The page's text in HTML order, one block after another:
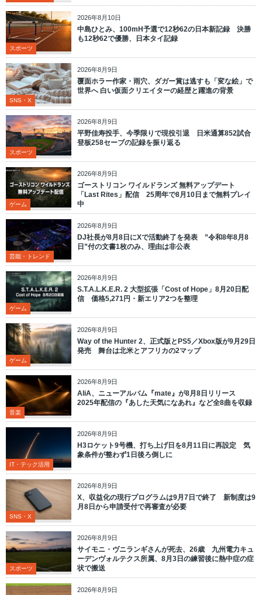
2026年8月10日
スポーツ
中島ひとみ、100mH予選で12秒62の日本新記録 決勝
も12秒62で優勝、日本タイ記録
2026年8月9日
SNS・X
覆面ホラー作家・雨穴、ダガー賞は逃すも「変な絵」で
世界へ 白い仮面クリエイターの経歴と躍進の背景
2026年8月9日
スポーツ
平野佳寿投手、今季限りで現役引退 日米通算852試合
登板258セーブの記録を振り返る
2026年8月9日
ゲーム
ゴーストリコン ワイルドランズ 無料アップデート
「Last Rites」配信 25周年で8月10日まで無料プレイ
中
2026年8月9日
芸能・トレンド
DJ社長が8月8日にXで活動終了を発表 ”令和8年8月8
日”付の文書1枚のみ、理由は非公表
2026年8月9日
ゲーム
S.T.A.L.K.E.R. 2 大型拡張「Cost of Hope」8月20日配
信 価格5,271円・新エリア2つを整理
2026年8月9日
ゲーム
Way of the Hunter 2、正式版とPS5／Xbox版が9月29日
発売 舞台は北米とアフリカの2マップ
2026年8月9日
音楽
AliA、ニューアルバム『mate』が8月8日リリース
2025年配信の『あした天気になあれ』など全8曲を収録
2026年8月9日
IT・テック活用
H3ロケット9号機、打ち上げ日を8月11日に再設定 気
象条件が整わず1日後ろ倒しに
2026年8月9日
SNS・X
X、収益化の現行プログラムは9月7日で終了 新制度は9
月8日から申請受付で再審査が必要
2026年8月9日
スポーツ
サイモニ・ヴニランギさんが死去、26歳 九州電力キュ
ーデンヴォルテクス所属、8月3日の練習後に熱中症の症
状で搬送
2026年8月9日